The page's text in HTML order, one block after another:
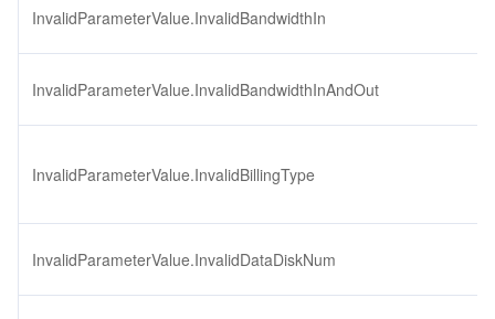
InvalidParameterValue.InvalidBandwidthIn
InvalidParameterValue.InvalidBandwidthInAndOut
InvalidParameterValue.InvalidBillingType
InvalidParameterValue.InvalidDataDiskNum